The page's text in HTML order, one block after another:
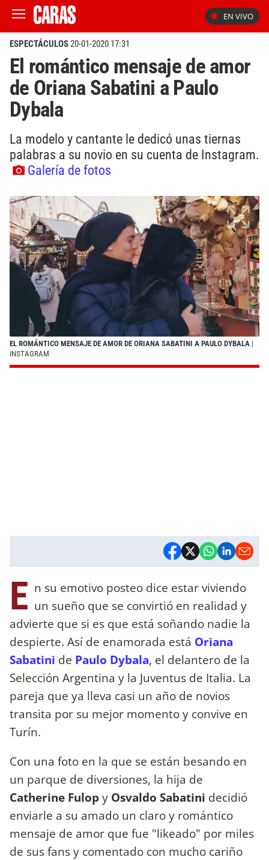
EN VIVO
ESPECTÁCULOS20-01-2020 17:31
El romántico mensaje de amor
de Oriana Sabatini a Paulo
Dybala
La modelo y cantante le dedicó unas tiernas
palabras a su novio en su cuenta de Instagram.
Galería de fotos
EL ROMÁNTICO MENSAJE DE AMOR DE ORIANA SABATINI A PAULO DYBALA |
INSTAGRAM
E n su emotivo posteo dice estar viviendo
un sueño que se convirtió en realidad y
advierte que si es que está soñando nadie la
despierte. Así de enamorada está Oriana
Sabatini de Paulo Dybala, el delantero de la
Selección Argentina y la Juventus de Italia. La
pareja que ya lleva casi un año de novios
transita por su mejor momento y convive en
Turín.
Con una foto en la que se están besando en
un parque de diversiones, la hija de
Catherine Fulopy Osvaldo Sabatini decidió
enviarle a su amado un claro y romántico
mensaje de amor que fue "likeado" por miles
de sus fans y comentado con mucho cariño